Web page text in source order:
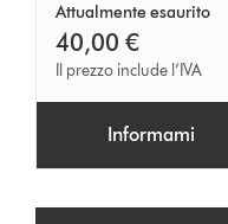
accessori
magnetici
Attualmente esaurito
40,00 €
Il prezzo include l’IVA
Informami